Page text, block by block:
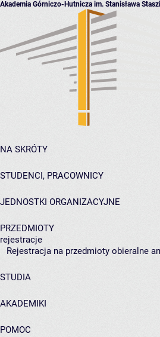
Akademia Górniczo-Hutnicza im. Stanisława
NA SKRÓTY
STUDENCI, PRACOWNICY
JEDNOSTKI ORGANIZACYJNE
PRZEDMIOTY
rejestracje
Rejestracja na przedmioty obieralne
STUDIA
AKADEMIKI
POMOC